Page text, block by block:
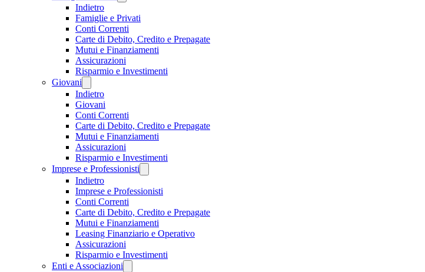
Indietro
Famiglie e Privati
Conti Correnti
Carte di Debito, Credito e Prepagate
Mutui e Finanziamenti
Assicurazioni
Risparmio e Investimenti
Giovani
Indietro
Giovani
Conti Correnti
Carte di Debito, Credito e Prepagate
Mutui e Finanziamenti
Assicurazioni
Risparmio e Investimenti
Imprese e Professionisti
Indietro
Imprese e Professionisti
Conti Correnti
Carte di Debito, Credito e Prepagate
Mutui e Finanziamenti
Leasing Finanziario e Operativo
Assicurazioni
Risparmio e Investimenti
Enti e Associazioni